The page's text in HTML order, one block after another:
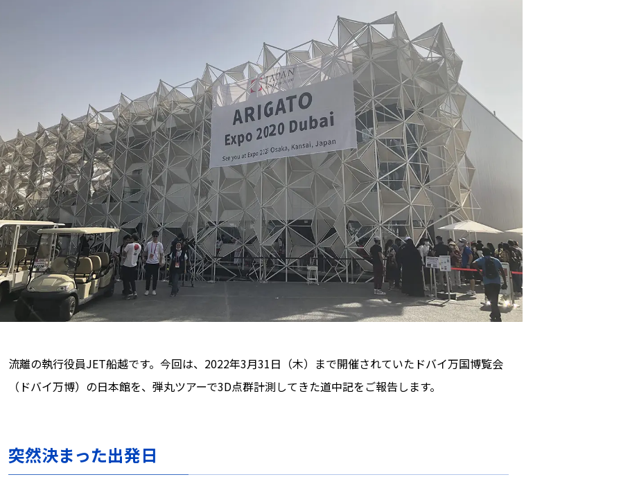
流離の執行役員JET船越です。今回は、2022年3月31日（木）まで開催されていたドバイ万国博覧会
（ドバイ万博）の日本館を、弾丸ツアーで3D点群計測してきた道中記をご報告します。
突然決まった出発日